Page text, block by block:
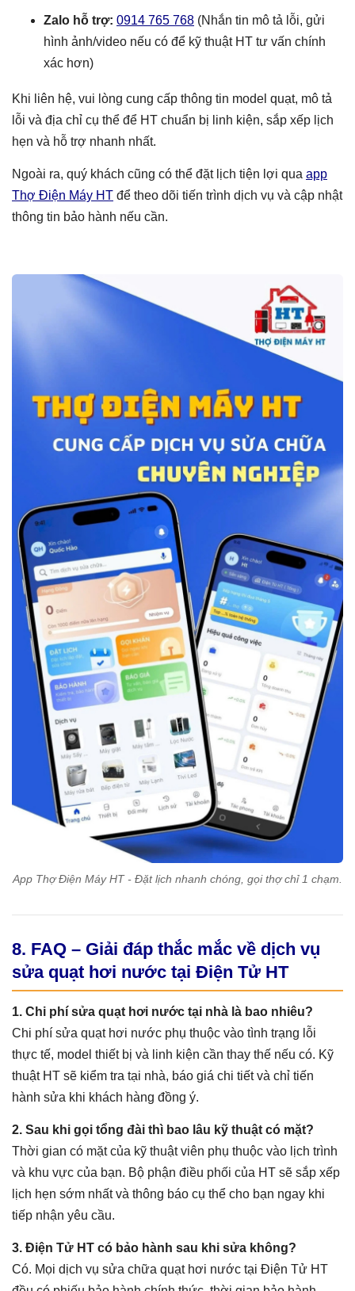
Zalo hỗ trợ: 0914 765 768 (Nhắn tin mô tả lỗi, gửi
hình ảnh/video nếu có để kỹ thuật HT tư vấn chính
xác hơn)
Khi liên hệ, vui lòng cung cấp thông tin model quạt, mô tả
lỗi và địa chỉ cụ thể để HT chuẩn bị linh kiện, sắp xếp lịch
hẹn và hỗ trợ nhanh nhất.
Ngoài ra, quý khách cũng có thể đặt lịch tiện lợi qua app
Thợ Điện Máy HT để theo dõi tiến trình dịch vụ và cập nhật
thông tin bảo hành nếu cần.
App Thợ Điện Máy HT - Đặt lịch nhanh chóng, gọi thợ chỉ 1 chạm.
8. FAQ – Giải đáp thắc mắc về dịch vụ
sửa quạt hơi nước tại Điện Tử HT
1. Chi phí sửa quạt hơi nước tại nhà là bao nhiêu?
Chi phí sửa quạt hơi nước phụ thuộc vào tình trạng lỗi
thực tế, model thiết bị và linh kiện cần thay thế nếu có. Kỹ
thuật HT sẽ kiểm tra tại nhà, báo giá chi tiết và chỉ tiến
hành sửa khi khách hàng đồng ý.
2. Sau khi gọi tổng đài thì bao lâu kỹ thuật có mặt?
Thời gian có mặt của kỹ thuật viên phụ thuộc vào lịch trình
và khu vực của bạn. Bộ phận điều phối của HT sẽ sắp xếp
lịch hẹn sớm nhất và thông báo cụ thể cho bạn ngay khi
tiếp nhận yêu cầu.
3. Điện Tử HT có bảo hành sau khi sửa không?
Có. Mọi dịch vụ sửa chữa quạt hơi nước tại Điện Tử HT